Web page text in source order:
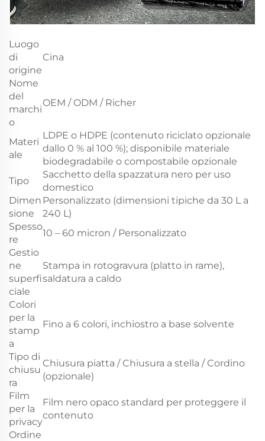
Luogo
di
origine
Cina
Nome
del
marchi
o
OEM / ODM / Richer
Materi
ale
LDPE o HDPE (contenuto riciclato opzionale
dallo 0 % al 100 %); disponibile materiale
biodegradabile o compostabile opzionale
Tipo
Sacchetto della spazzatura nero per uso
domestico
Dimen
sione
Personalizzato (dimensioni tipiche da 30 L a
240 L)
Spesso
re
10 – 60 micron / Personalizzato
Gestio
ne
superfi
ciale
Stampa in rotogravura (platto in rame),
saldatura a caldo
Colori
per la
stamp
a
Fino a 6 colori, inchiostro a base solvente
Tipo di
chiusu
ra
Chiusura piatta / Chiusura a stella / Cordino
(opzionale)
Film
per la
privacy
Film nero opaco standard per proteggere il
contenuto
Ordine